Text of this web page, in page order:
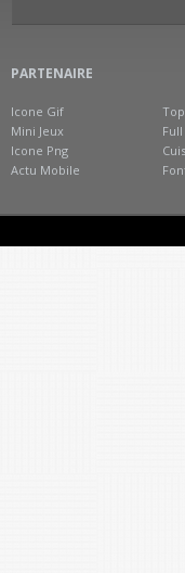
PARTENAIRE
Icone Gif
Mini Jeux
Icone Png
Actu Mobile